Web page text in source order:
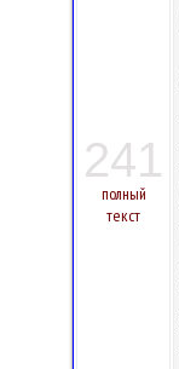
241
полный
текст